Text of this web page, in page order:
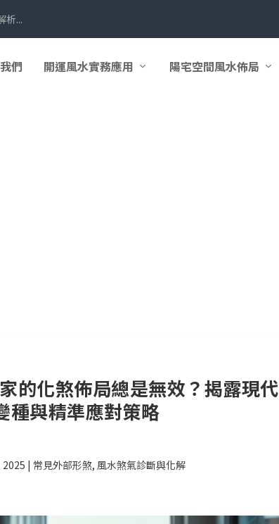
們 開運風水實務應用 陽宅空間風水佈局
的化煞佈局總是無效？揭露現代
種與精準應對策略
2025 | 常見外部形煞, 風水煞氣診斷與化解